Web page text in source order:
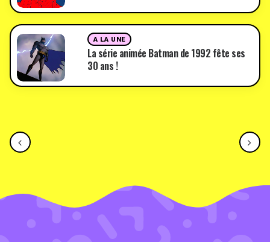
A LA UNE
La série animée Batman de 1992 fête ses
30 ans !